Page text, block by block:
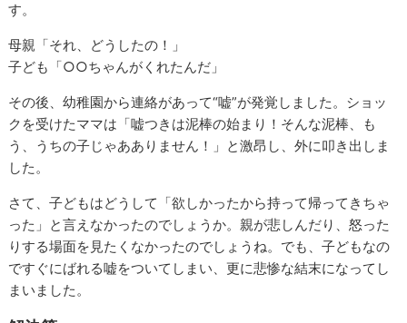
す。
母親「それ、どうしたの！」
子ども「○○ちゃんがくれたんだ」
その後、幼稚園から連絡があって“嘘”が発覚しました。ショッ
クを受けたママは「嘘つきは泥棒の始まり！そんな泥棒、も
う、うちの子じゃあありません！」と激昂し、外に叩き出しま
した。
さて、子どもはどうして「欲しかったから持って帰ってきちゃ
った」と言えなかったのでしょうか。親が悲しんだり、怒った
りする場面を見たくなかったのでしょうね。でも、子どもなの
ですぐにばれる嘘をついてしまい、更に悲惨な結末になってし
まいました。